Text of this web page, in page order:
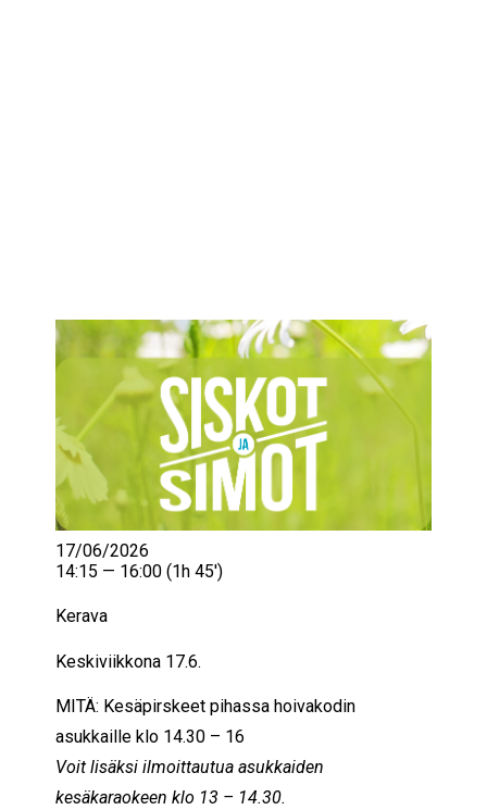
Keskiviikkona 17.6.
MITÄ: Kesäpirskeet pihassa hoivakodin
asukkaille klo 14.30 – 16
Voit lisäksi ilmoittautua asukkaiden
kesäkaraokeen klo 13 – 14.30.
17/06/2026
14:15 — 16:00 (1h 45′)
Kerava